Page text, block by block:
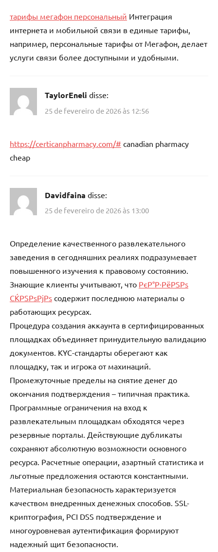
тарифы мегафон персональный Интеграция
интернета и мобильной связи в единые тарифы,
например, персональные тарифы от Мегафон, делает
услуги связи более доступными и удобными.
TaylorEneli disse:
25 de fevereiro de 2026 às 12:56
https://certicanpharmacy.com/# canadian pharmacy
cheap
Davidfaina disse:
25 de fevereiro de 2026 às 13:00
Определение качественного развлекательного
заведения в сегодняшних реалиях подразумевает
повышенного изучения к правовому состоянию.
Знающие клиенты учитывают, что РєР°Р·РёРЅРѕ
СЌРЅРѕРјРѕ содержит последнюю материалы о
работающих ресурсах.
Процедура создания аккаунта в сертифицированных
площадках объединяет принудительную валидацию
документов. KYC-стандарты оберегают как
площадку, так и игрока от махинаций.
Промежуточные пределы на снятие денег до
окончания подтверждения – типичная практика.
Программные ограничения на вход к
развлекательным площадкам обходятся через
резервные порталы. Действующие дубликаты
сохраняют абсолютную возможности основного
ресурса. Расчетные операции, азартный статистика и
льготные предложения остаются константными.
Материальная безопасность характеризуется
качеством внедренных денежных способов. SSL-
криптография, PCI DSS подтверждение и
многоуровневая аутентификация формируют
надежный щит безопасности.